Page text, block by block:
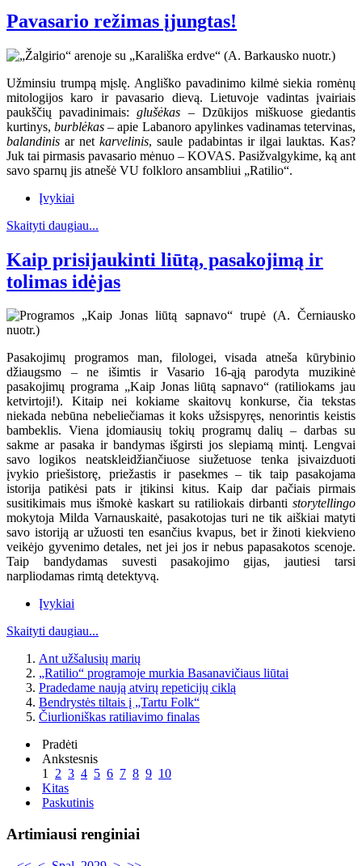
Pavasario režimas įjungtas!
Užminsiu trumpą mįslę. Angliško pavadinimo kilmė siekia romėnų
mitologijos karo ir pavasario dievą. Lietuvoje vadintas įvairiais
paukščių pavadinimais:glušėkas – Dzūkijos miškuose giedantis
kurtinys,burblėkas– apie Labanoro apylinkes vadinamas tetervinas,
balandinisar netkarvelinis, saule padabintas ir ilgai lauktas. Kas?
Juk tai pirmasis pavasario mėnuo – KOVAS. Pasižvalgykime, ką ant
savo sparnų jis atnešė VU folkloro ansambliui „Ratilio“.
Įvykiai
Skaityti daugiau...
Kaip prisijaukinti liūtą, pasakojimą ir
tolimas idėjas
Pasakojimų programos man, filologei, visada atneša kūrybinio
džiaugsmo – ne išimtis ir Vasario 16-ąją parodyta muzikinė
pasakojimų programa „Kaip Jonas liūtą sapnavo“ (ratiliokams jau
ketvirtoji!). Kitaip nei kokiame skaitovų konkurse, čia tekstas
niekada nebūna nebeliečiamas it koks užsispyręs, nenorintis keistis
bambeklis. Viena įdomiausių tokių programų dalių – darbas su
sakme ar pasaka ir bandymas išgirsti jos slepiamą mintį. Lengvai
savo logikos neatskleidžiančiuose siužetuose tenka įsivaizduoti
įvykio priešistorę, priežastis ir pasekmes – tik taip pasakojama
istorija patikėsi pats ir įtikinsi kitus. Kaip dar pačiais pirmais
susitikimais mus išmokė kaskart su ratiliokais dirbanti storytellingo
mokytoja Milda Varnauskaitė, pasakotojas turi ne tik aiškiai matyti
savo istoriją ar užuosti ten esančius kvapus, bet ir žinoti kiekvieno
veikėjo gyvenimo detales, net jei jos ir nebus papasakotos scenoje.
Taip bandydamas suvesti pasakojimo gijas, jautiesi tarsi
narpliodamas rimtą detektyvą.
Įvykiai
Skaityti daugiau...
Ant užšalusių marių
„Ratilio“ programoje murkia Basanavičiaus liūtai
Pradedame naują atvirų repeticijų ciklą
Bendrystės tiltais į „Tartu Folk“
Čiurlioniškas ratiliavimo finalas
Pradėti
Ankstesnis
1 2 3 4 5 6 7 8 9 10
Kitas
Paskutinis
Artimiausi renginiai